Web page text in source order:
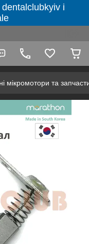
і
мікромотори та